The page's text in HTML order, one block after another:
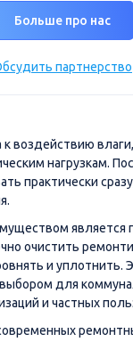
Больше про нас
партнерство
к воздействию
нагрузкам.
практически
является
очистить
и уплотнить.
для
и частных